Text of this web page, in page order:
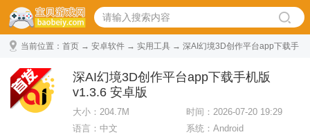
当前位置： 首页 → 安卓软件 → 实用工具 → 深AI幻境3D创作平台app下载手
深AI幻境3D创作平台app下载手机版
v1.3.6 安卓版
大小： 204.7M
时间：2026-07-20 19:29
语言：中文
系统：Android